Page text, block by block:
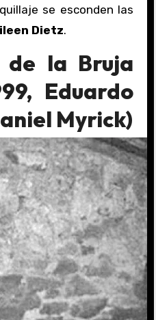
se esconden las
Dietz.
de la Bruja
Eduardo
Myrick)